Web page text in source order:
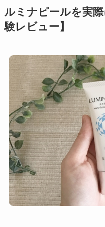
ルミナピールを実
験レビュー】